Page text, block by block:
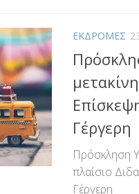
ΕΚΔΡΟΜΕΣ
Γέργερη
Πρόσκληση
πλαίσιο
Γέργερη